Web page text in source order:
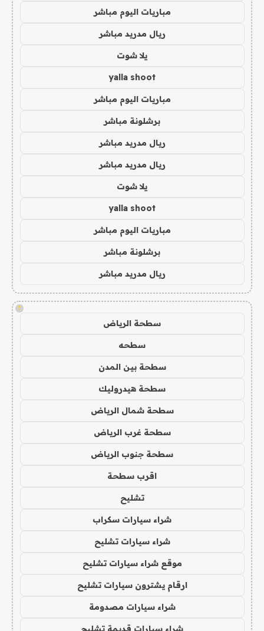
مباريات اليوم مباشر
ريال مدريد مباشر
يلا شوت
yalla shoot
مباريات اليوم مباشر
برشلونة مباشر
ريال مدريد مباشر
ريال مدريد مباشر
يلا شوت
yalla shoot
مباريات اليوم مباشر
برشلونة مباشر
ريال مدريد مباشر
!
سطحة الرياض
سطحه
سطحة بين المدن
سطحة هيدروليك
سطحة شمال الرياض
سطحة غرب الرياض
سطحة جنوب الرياض
اقرب سطحة
تشليح
شراء سيارات سكراب
شراء سيارات تشليح
موقع شراء سيارات تشليح
ارقام يشترون سيارات تشليح
شراء سيارات مصدومة
شراء سيارات قديمة تشليح